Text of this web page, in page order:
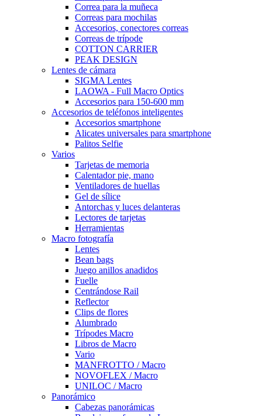
Correa para la muñeca
Correas para mochilas
Accesorios, conectores correas
Correas de trípode
COTTON CARRIER
PEAK DESIGN
Lentes de cámara
SIGMA Lentes
LAOWA - Full Macro Optics
Accesorios para 150-600 mm
Accesorios de teléfonos inteligentes
Accesorios smartphone
Alicates universales para smartphone
Palitos Selfie
Varios
Tarjetas de memoria
Calentador pie, mano
Ventiladores de huellas
Gel de sílice
Antorchas y luces delanteras
Lectores de tarjetas
Herramientas
Macro fotografía
Lentes
Bean bags
Juego anillos anadidos
Fuelle
Centrándose Rail
Reflector
Clips de flores
Alumbrado
Trípodes Macro
Libros de Macro
Vario
MANFROTTO / Macro
NOVOFLEX / Macro
UNILOC / Macro
Panorámico
Cabezas panorámicas